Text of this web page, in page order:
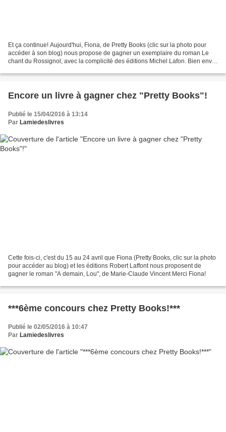
Et ça continue! Aujourd'hui, Fiona, de Pretty Books (clic sur la photo pour
accéder à son blog) nous propose de gagner un exemplaire du roman Le
chant du Rossignol, avec la complicité des éditions Michel Lafon. Bien envie
Encore un livre à gagner chez "Pretty Books"!
Publié le 15/04/2016 à 13:14
Par Lamiedeslivres
Cette fois-ci, c'est du 15 au 24 avril que Fiona (Pretty Books, clic sur la photo
pour accéder au blog) et les éditions Robert Laffont nous proposent de
gagner le roman "A demain, Lou", de Marie-Claude Vincent Merci Fiona!
***6ème concours chez Pretty Books!***
Publié le 02/05/2016 à 10:47
Par Lamiedeslivres